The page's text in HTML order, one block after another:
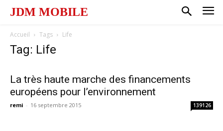
JDM MOBILE
Accueil Tags Life
Tag: Life
La très haute marche des financements
européens pour l’environnement
remi - 16 septembre 2015 139126